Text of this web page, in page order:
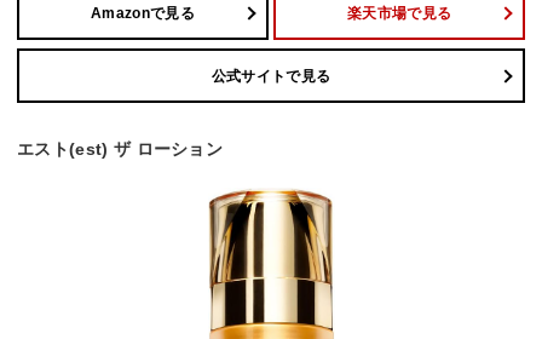
Amazonで見る 楽天市場で見る
公式サイトで見る
エスト(est) ザ ローション